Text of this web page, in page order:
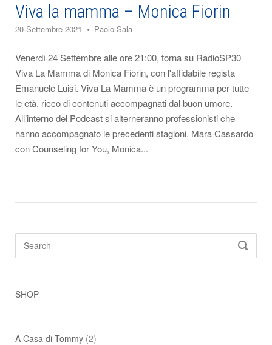
Viva la mamma – Monica Fiorin
20 Settembre 2021 Paolo Sala
Venerdì 24 Settembre alle ore 21:00, torna su RadioSP30
Viva La Mamma di Monica Fiorin, con l'affidabile regista
Emanuele Luisi. Viva La Mamma è un programma per tutte
le età, ricco di contenuti accompagnati dal buon umore.
All’interno del Podcast si alterneranno professionisti che
hanno accompagnato le precedenti stagioni, Mara Cassardo
con Counseling for You, Monica...
Search
SHOP
A Casa di Tommy (2)